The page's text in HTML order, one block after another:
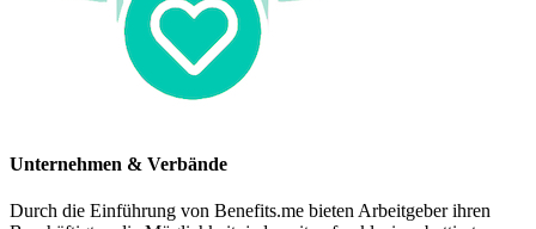
Unternehmen & Verbände
Durch die Einführung von Benefits.me bieten Arbeitgeber ihren